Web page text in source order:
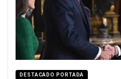
DESTACADO PORTADA